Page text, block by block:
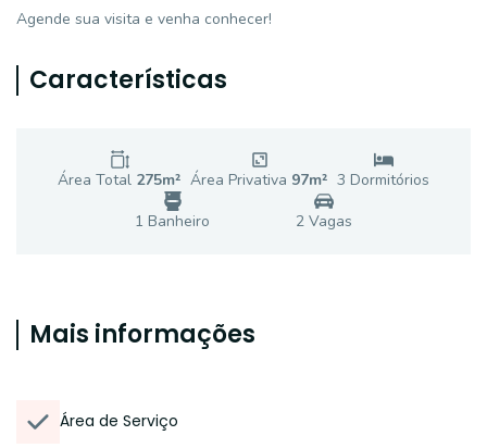
Agende sua visita e venha conhecer!
Características
Área Total 275m² Área Privativa 97m² 3 Dormitórios
1 Banheiro 2 Vagas
Mais informações
Área de Serviço